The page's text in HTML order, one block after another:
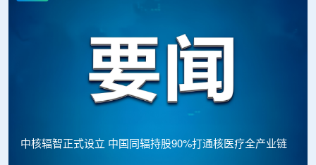
中核辐智正式设立 中国同辐持股90%打通核医疗全产业链